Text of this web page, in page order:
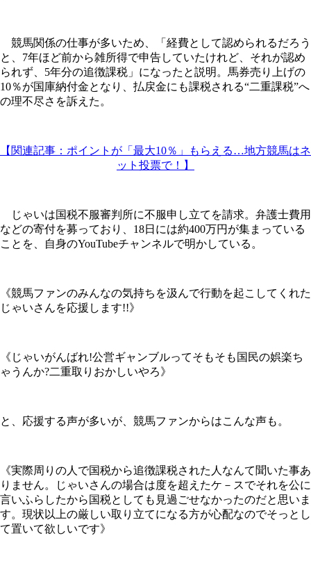
競馬関係の仕事が多いため、「経費として認められるだろう
と、7年ほど前から雑所得で申告していたけれど、それが認め
られず、5年分の追徴課税」になったと説明。馬券売り上げの
10％が国庫納付金となり、払戻金にも課税される“二重課税”へ
の理不尽さを訴えた。
【関連記事：ポイントが「最大10％」もらえる…地方競馬はネ
ット投票で！】
じゃいは国税不服審判所に不服申し立てを請求。弁護士費用
などの寄付を募っており、18日には約400万円が集まっている
ことを、自身のYouTubeチャンネルで明かしている。
《競馬ファンのみんなの気持ちを汲んで行動を起こしてくれた
じゃいさんを応援します!!》
《じゃいがんばれ!公営ギャンブルってそもそも国民の娯楽ち
ゃうんか?二重取りおかしいやろ》
と、応援する声が多いが、競馬ファンからはこんな声も。
《実際周りの人で国税から追徴課税された人なんて聞いた事あ
りません。じゃいさんの場合は度を超えたケ－スでそれを公に
言いふらしたから国税としても見過ごせなかったのだと思いま
す。現状以上の厳しい取り立てになる方が心配なのでそっとし
て置いて欲しいです》